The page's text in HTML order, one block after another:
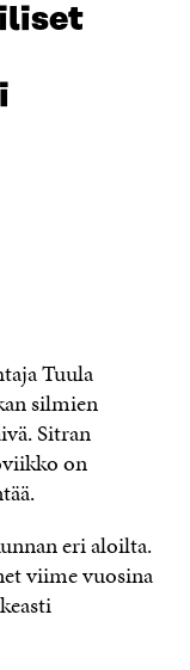
Tuula
silmien
Sitran
on
eri aloilta.
viime vuosina